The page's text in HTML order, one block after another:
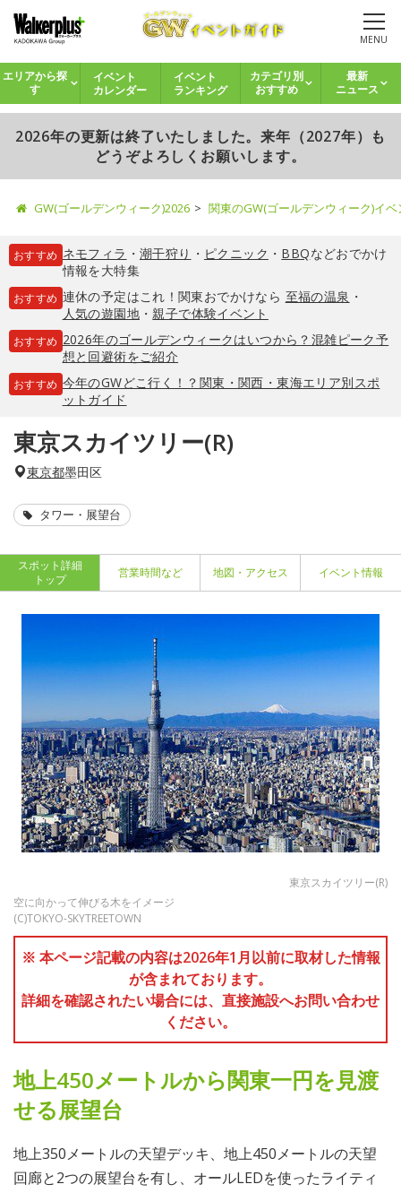
MENU
エリアから探
す
イベント
カレンダー
イベント
ランキング
カテゴリ別
おすすめ
最新
ニュース
2026年の更新は終了いたしました。来年（2027年）も
どうぞよろしくお願いします。
GW(ゴールデンウィーク)2026 関東のGW(ゴールデンウィーク)イ
おすすめ ネモフィラ ・ 潮干狩り ・ ピクニック ・ BBQなどおでかけ
情報を大特集
おすすめ 連休の予定はこれ！関東おでかけなら 至福の温泉 ・
人気の遊園地・親子で体験イベント
おすすめ 2026年のゴールデンウィークはいつから？混雑ピーク予
想と回避術をご紹介
おすすめ 今年のGWどこ行く！？関東・関西・東海エリア別スポ
ットガイド
東京スカイツリー(R)
東京都墨田区
タワー・展望台
スポット詳細
トップ
営業時間など 地図・アクセス イベント情報
東京スカイツリー(R)
空に向かって伸びる木をイメージ
(C)TOKYO-SKYTREETOWN
※ 本ページ記載の内容は2026年1月以前に取材した情報
が含まれております。
詳細を確認されたい場合には、直接施設へお問い合わせ
ください。
地上450メートルから関東一円を見渡
せる展望台
地上350メートルの天望デッキ、地上450メートルの天望
回廊と2つの展望台を有し、オールLEDを使ったライティ